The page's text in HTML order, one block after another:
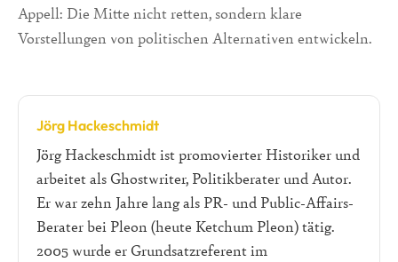
Appell: Die Mitte nicht retten, sondern klare
Vorstellungen von politischen Alternativen entwickeln.
Jörg Hackeschmidt
Jörg Hackeschmidt ist promovierter Historiker und
arbeitet als Ghostwriter, Politikberater und Autor.
Er war zehn Jahre lang als PR- und Public-Affairs-
Berater bei Pleon (heute Ketchum Pleon) tätig.
2005 wurde er Grundsatzreferent im